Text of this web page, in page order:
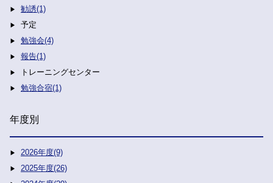
勧誘(1)
予定
勉強会(4)
報告(1)
トレーニングセンター
勉強合宿(1)
年度別
2026年度(9)
2025年度(26)